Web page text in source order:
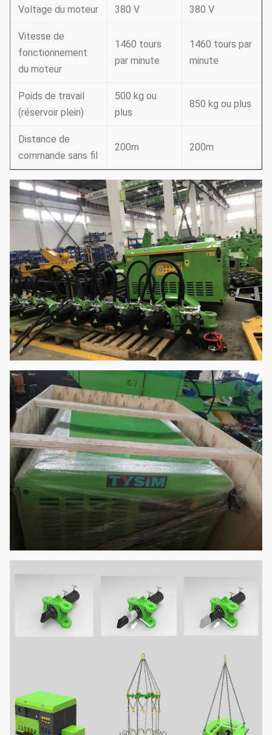
Voltage du moteur 380 V 380 V
Vitesse de
fonctionnement
du moteur
1460 tours
par minute
1460 tours par
minute
Poids de travail
(réservoir plein)
500 kg ou
plus
850 kg ou plus
Distance de
commande sans fil
200m 200m